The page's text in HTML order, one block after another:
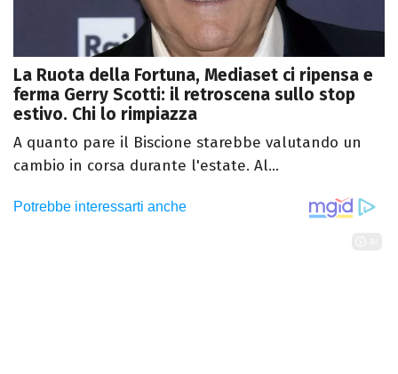
La Ruota della Fortuna, Mediaset ci ripensa e
ferma Gerry Scotti: il retroscena sullo stop
estivo. Chi lo rimpiazza
A quanto pare il Biscione starebbe valutando un
cambio in corsa durante l'estate. Al...